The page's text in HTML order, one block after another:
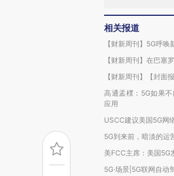
相关报道
【财新周刊】5G呼唤
【财新周刊】在巴塞
【财新周刊】【封面
高通孟樸：5G如果
应用
USCC建议美国5G网
5G到来前，暗淡的运
美FCC主席：美国5G
5G·场景|5G联网自动